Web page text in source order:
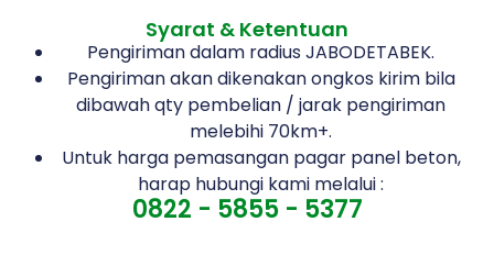
Syarat & Ketentuan
Pengiriman dalam radius JABODETABEK.
Pengiriman akan dikenakan ongkos kirim bila
dibawah qty pembelian / jarak pengiriman
melebihi 70km+.
Untuk harga pemasangan pagar panel beton,
harap hubungi kami melalui :
0822 - 5855 - 5377